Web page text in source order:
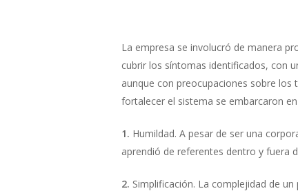
La empresa se involucró de manera
cubrir los síntomas identificados, con
aunque con preocupaciones sobre
fortalecer el sistema se embarcaron
1. Humildad. A pesar de ser una
aprendió de referentes dentro y fuera
2. Simplificación. La complejidad de